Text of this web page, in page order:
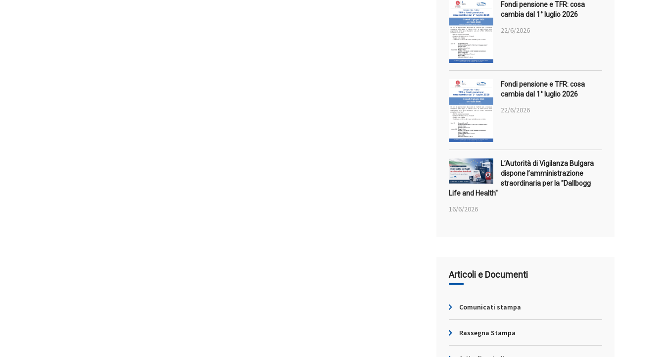
Fondi pensione e TFR: cosa
cambia dal 1° luglio 2026
22/6/2026
Fondi pensione e TFR: cosa
cambia dal 1° luglio 2026
22/6/2026
L’Autorità di Vigilanza Bulgara
dispone l’amministrazione
straordinaria per la "Dallbogg
Life and Health"
16/6/2026
Articoli e Documenti
Comunicati stampa
Rassegna Stampa